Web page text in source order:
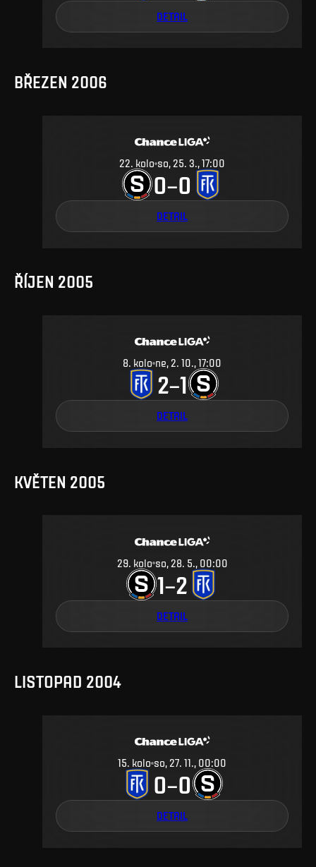
DETAIL
BŘEZEN 2006
22. kolo so, 25. 3., 17:00
0–0
DETAIL
ŘÍJEN 2005
8. kolo ne, 2. 10., 17:00
2–1
DETAIL
KVĚTEN 2005
29. kolo so, 28. 5., 00:00
1–2
DETAIL
LISTOPAD 2004
15. kolo so, 27. 11., 00:00
0–0
DETAIL